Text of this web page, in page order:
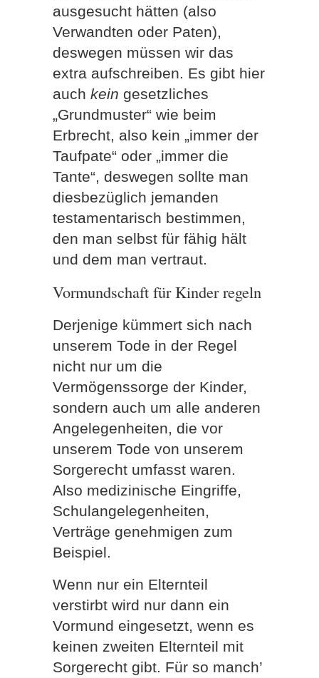
ausgesucht hätten (also
Verwandten oder Paten),
deswegen müssen wir das
extra aufschreiben. Es gibt hier
auch kein gesetzliches
„Grundmuster“ wie beim
Erbrecht, also kein „immer der
Taufpate“ oder „immer die
Tante“, deswegen sollte man
diesbezüglich jemanden
testamentarisch bestimmen,
den man selbst für fähig hält
und dem man vertraut.
Vormundschaft für Kinder regeln
Derjenige kümmert sich nach
unserem Tode in der Regel
nicht nur um die
Vermögenssorge der Kinder,
sondern auch um alle anderen
Angelegenheiten, die vor
unserem Tode von unserem
Sorgerecht umfasst waren.
Also medizinische Eingriffe,
Schulangelegenheiten,
Verträge genehmigen zum
Beispiel.
Wenn nur ein Elternteil
verstirbt wird nur dann ein
Vormund eingesetzt, wenn es
keinen zweiten Elternteil mit
Sorgerecht gibt. Für so manch’